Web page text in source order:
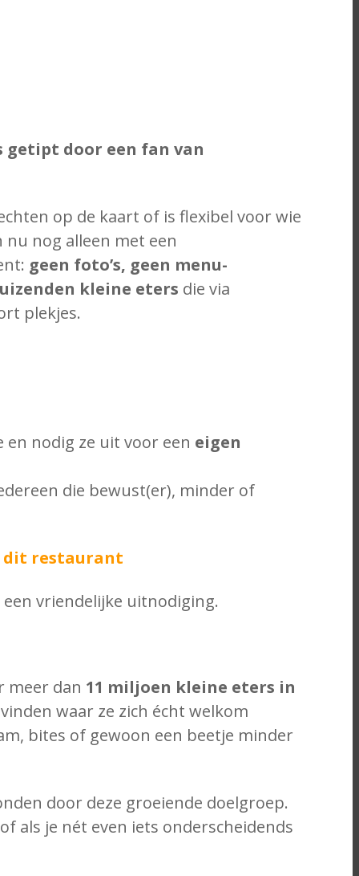
getipt door een fan van
op de kaart of is flexibel voor wie
nog alleen met een
geen foto’s, geen menu-
kleine eters die via
plekjes.
en nodig ze uit voor een eigen
die bewust(er), minder of
dit restaurant
vriendelijke uitnodiging.
meer dan 11 miljoen kleine eters in
waar ze zich écht welkom
bites of gewoon een beetje minder
door deze groeiende doelgroep.
als je nét even iets onderscheidends